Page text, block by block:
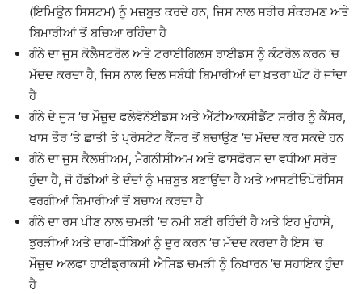
(ਇਮਿਊਨ ਸਿਸਟਮ) ਨੂੰ ਮਜ਼ਬੂਤ ਕਰਦੇ ਹਨ, ਜਿਸ ਨਾਲ ਸਰੀਰ ਸੰਕਰਮਣ ਅਤੇ
ਬਿਮਾਰੀਆਂ ਤੋਂ ਬਚਿਆ ਰਹਿੰਦਾ ਹੈ
ਗੰਨੇ ਦਾ ਜੂਸ ਕੋਲੈਸਟਰੋਲ ਅਤੇ ਟਰਾਈਗਿਲਸ ਰਾਈਡਸ ਨੂੰ ਕੰਟਰੋਲ ਕਰਨ ’ਚ
ਮੱਦਦ ਕਰਦਾ ਹੈ, ਜਿਸ ਨਾਲ ਦਿਲ ਸਬੰਧੀ ਬਿਮਾਰੀਆਂ ਦਾ ਖ਼ਤਰਾ ਘੱਟ ਹੋ ਜਾਂਦਾ
ਹੈ
ਗੰਨੇ ਦੇ ਜੂਸ ’ਚ ਮੌਜ਼ੂਦ ਫਲੇਵੋਨੋਈਡਸ ਅਤੇ ਐਂਟੀਆਕਸੀਡੈਂਟ ਸਰੀਰ ਨੂੰ ਕੈਂਸਰ,
ਖਾਸ ਤੌਰ ’ਤੇ ਛਾਤੀ ਤੇ ਪ੍ਰੋਸਟੇਟ ਕੈਂਸਰ ਤੋਂ ਬਚਾਉਣ ’ਚ ਮੱਦਦ ਕਰ ਸਕਦੇ ਹਨ
ਗੰਨੇ ਦਾ ਜੂਸ ਕੈਲਸ਼ੀਅਮ, ਮੈਗਨੀਸ਼ੀਅਮ ਅਤੇ ਫਾਸਫੋਰਸ ਦਾ ਵਧੀਆ ਸਰੋਤ
ਹੁੰਦਾ ਹੈ, ਜੋ ਹੱਡੀਆਂ ਤੇ ਦੰਦਾਂ ਨੂੰ ਮਜ਼ਬੂਤ ਬਣਾਉਂਦਾ ਹੈ ਅਤੇ ਆਸਟੀਓਪੋਰੋਸਿਸ
ਵਰਗੀਆਂ ਬਿਮਾਰੀਆਂ ਤੋਂ ਬਚਾਅ ਕਰਦਾ ਹੈ
ਗੰਨੇ ਦਾ ਰਸ ਪੀਣ ਨਾਲ ਚਮੜੀ ’ਚ ਨਮੀ ਬਣੀ ਰਹਿੰਦੀ ਹੈ ਅਤੇ ਇਹ ਮੁੰਹਾਸੇ,
ਝੁਰੜੀਆਂ ਅਤੇ ਦਾਗ-ਧੱਬਿਆਂ ਨੂੰ ਦੂਰ ਕਰਨ ’ਚ ਮੱਦਦ ਕਰਦਾ ਹੈ ਇਸ ’ਚ
ਮੌਜ਼ੂਦ ਅਲਫਾ ਹਾਈਡ੍ਰਾਕਸੀ ਐਸਿਡ ਚਮੜੀ ਨੂੰ ਨਿਖਾਰਨ ’ਚ ਸਹਾਇਕ ਹੁੰਦਾ
ਹੈ